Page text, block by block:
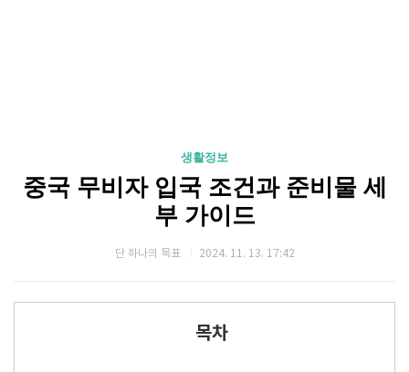
생활정보
중국 무비자 입국 조건과 준비물 세
부 가이드
단 하나의 목표 2024. 11. 13. 17:42
목차